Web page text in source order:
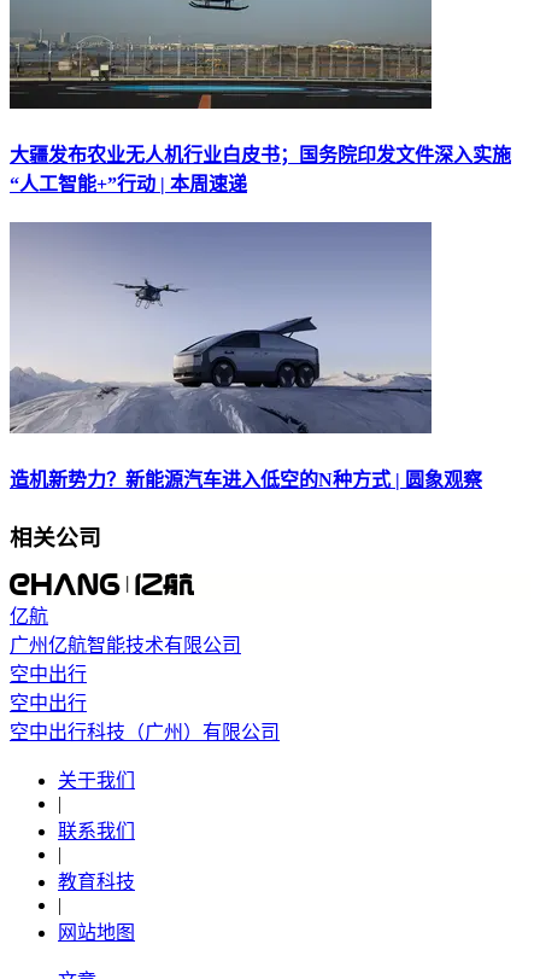
大疆发布农业无人机行业白皮书；国务院印发文件深入实施
“人工智能+”行动 | 本周速递
造机新势力？新能源汽车进入低空的N种方式 | 圆象观察
相关公司
亿航
广州亿航智能技术有限公司
空中出行
空中出行
空中出行科技（广州）有限公司
关于我们
|
联系我们
|
教育科技
|
网站地图